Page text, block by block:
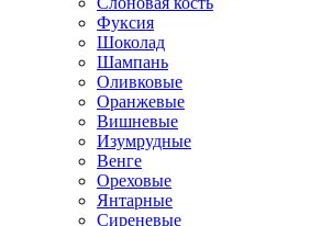
Фуксия
Шоколад
Шампань
Оливковые
Оранжевые
Вишневые
Изумрудные
Венге
Ореховые
Янтарные
Сиреневые